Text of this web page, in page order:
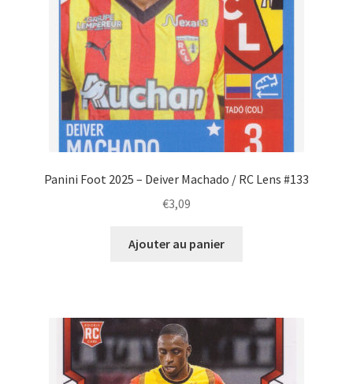
Panini Foot 2025 – Deiver Machado / RC Lens #133
€3,09
Ajouter au panier